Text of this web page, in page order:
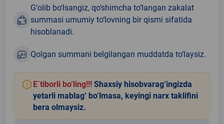
G‘olib bo‘lsangiz, qo‘shimcha to‘langan zakalat
summasi umumiy to‘lovning bir qismi sifatida
hisoblanadi.
Qolgan summani belgilangan muddatda to‘laysiz.
E`tiborli bo‘ling!!! Shaxsiy hisobvarag‘ingizda
yetarli mablag‘ bo‘lmasa, keyingi narx taklifini
bera olmaysiz.